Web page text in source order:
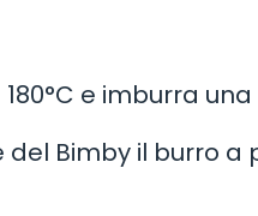
180°C e imburra
Bimby il burro a